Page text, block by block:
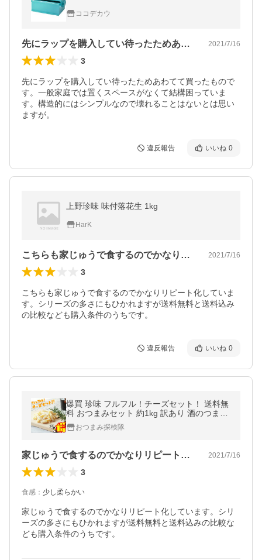
ココデカウ
先にラップを購入してい待ったためあわて… 2021/7/16
3
先にラップを購入してい待ったためあわてて買ったもので
す。一般家庭では置くスペースがなくて結構困っていま
す。構造的にはシンプルなので壊れることはないとは思い
ますが。
違反報告 いいね 0
上野珍味 味付落花生 1kg
HarK
こちらも家じゅうで食するのでかなりリピ… 2021/7/16
3
こちらも家じゅうで食するのでかなりリピート化していま
す。シリーズの多さにもひかれますが送料無料と送料込み
の比較なども購入条件のうちです。
違反報告 いいね 0
爆買 珍味 フルフル！チーズセット！ 送料無
料 おつまみセット 約1kg 訳あり 酒のつまみ
おつまみ お菓子 おかし チーズ ちーず
おつまみ探検隊
家じゅうで食するのでかなりリピート化し… 2021/7/16
3
食感 ： 少し柔らかい
家じゅうで食するのでかなりリピート化しています。シリ
ーズの多さにもひかれますが送料無料と送料込みの比較な
ども購入条件のうちです。